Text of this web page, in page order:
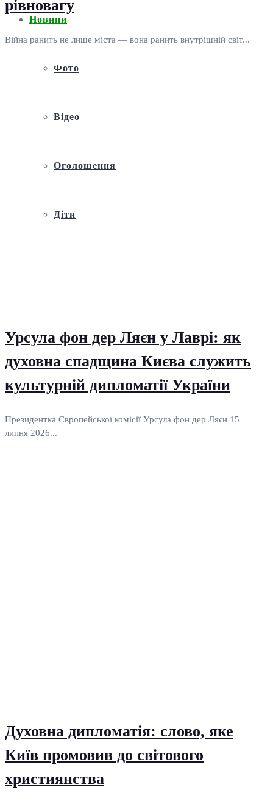
Новини
Фото
Відео
Оголошення
Діти
рівновагу
Війна ранить не лише міста — вона ранить внутрішній світ...
Урсула фон дер Ляєн у Лаврі: як
духовна спадщина Києва служить
культурній дипломатії України
Президентка Європейської комісії Урсула фон дер Ляєн 15
липня 2026...
Духовна дипломатія: слово, яке
Київ промовив до світового
християнства